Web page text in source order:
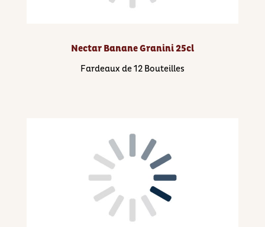
Nectar Banane Granini 25cl
Fardeaux de 12 Bouteilles